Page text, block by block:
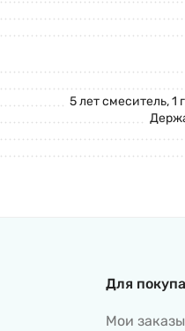
5 лет смеситель,
Для
Мои заказы